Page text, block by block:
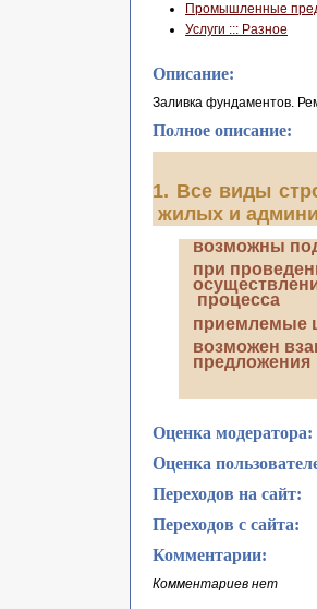
Промышленные
Услуги ::: Разное
Описание:
Заливка фундаментов.
Полное описание:
1. Все виды
жилых и
возможны
при
процесса
приемлемые
возможен
предложения
Оценка модератора:
Оценка
Переходов на сайт:
Переходов с сайта:
Комментарии:
Комментариев нет